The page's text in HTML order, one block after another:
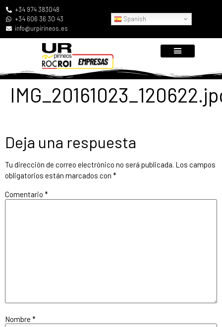
+34 974 383048
+34 606 36 30 43
info@urpirineos.es
Spanish
Deja una respuesta
Tu dirección de correo electrónico no será publicada. Los campos
obligatorios están marcados con *
Comentario *
Nombre *